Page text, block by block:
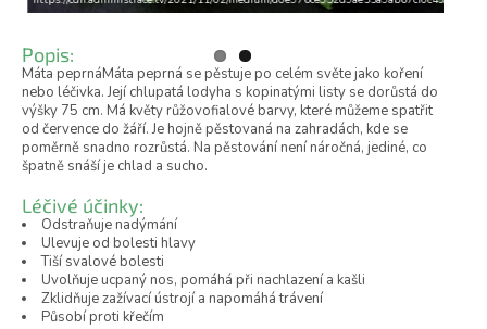
Popis:
Máta peprnáMáta peprná se pěstuje po celém světe jako koření
nebo léčivka. Její chlupatá lodyha s kopinatými listy se dorůstá do
výšky 75 cm. Má květy růžovofialové barvy, které můžeme spatřit
od července do žáří. Je hojně pěstovaná na zahradách, kde se
poměrně snadno rozrůstá. Na pěstování není náročná, jediné, co
špatně snáší je chlad a sucho.
Léčivé účinky:
Odstraňuje nadýmání
Ulevuje od bolesti hlavy
Tiší svalové bolesti
Uvolňuje ucpaný nos, pomáhá při nachlazení a kašli
Zklidňuje zažívací ústrojí a napomáhá trávení
Působí proti křečím